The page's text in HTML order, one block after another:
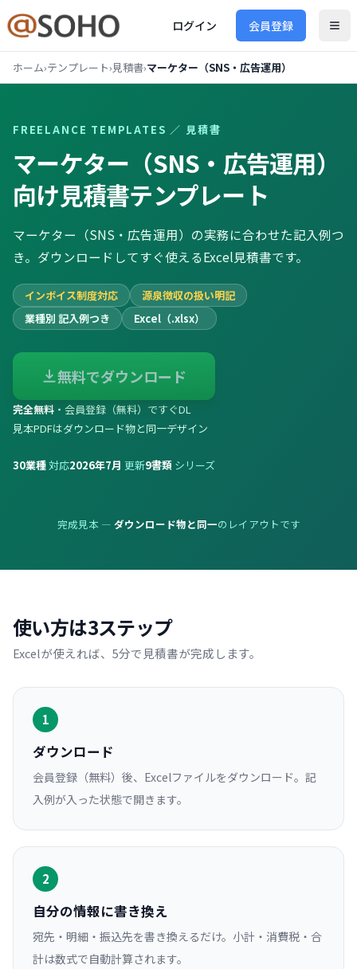
ログイン 会員登録
ホーム›テンプレート›見積書›マーケター（SNS・広告運用）
FREELANCE TEMPLATES ／ 見積書
マーケター（SNS・広告運用）
向け見積書テンプレート
マーケター（SNS・広告運用）の実務に合わせた記入例つ
き。ダウンロードしてすぐ使えるExcel見積書です。
インボイス制度対応
源泉徴収の扱い明記
業種別 記入例つき
Excel（.xlsx）
無料でダウンロード
完全無料 ・会員登録（無料）ですぐDL
見本PDFはダウンロード物と同一デザイン
30業種対応2026年7月 更新9書類 シリーズ
完成見本 — ダウンロード物と同一のレイアウトです
使い方は3ステップ
Excelが使えれば、5分で見積書が完成します。
1
ダウンロード
会員登録（無料）後、Excelファイルをダウンロード。記
入例が入った状態で開きます。
2
自分の情報に書き換え
宛先・明細・振込先を書き換えるだけ。小計・消費税・合
計は数式で自動計算されます。